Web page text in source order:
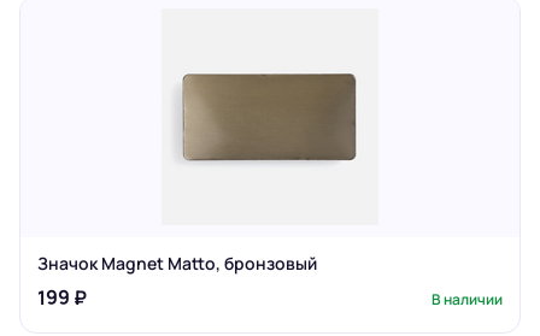
Значок Magnet Matto, бронзовый
199 ₽ В наличии